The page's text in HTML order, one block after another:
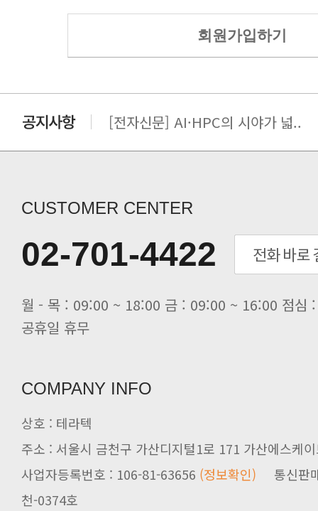
회원가입하기
[전자신문] AI·HPC의 시야가 넓..
[전자신문] “민감 데이터도 안심하
[전자신문] 테라텍과 함께 최적의
[전자신문] AI 인프라 써보고 결정..
[전자신문] 공영삼 테라텍 대표 “단..
[전자신문] 당신의 AI GPU, 지..
CUSTOMER CENTER
02-701-4422
공휴일 휴무
COMPANY INFO
상호 : 테라텍
주소 : 서울시 금천구 가산디지털1로 171 가산에스케
사업자등록번호 : 106-81-63656 (정보확인)
천-0374호